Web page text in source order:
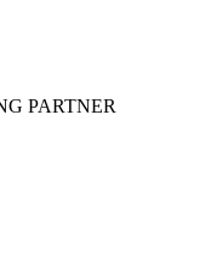
PARTNER